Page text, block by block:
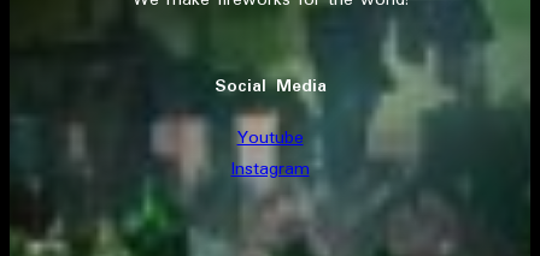
Social Media
Youtube
Instagram